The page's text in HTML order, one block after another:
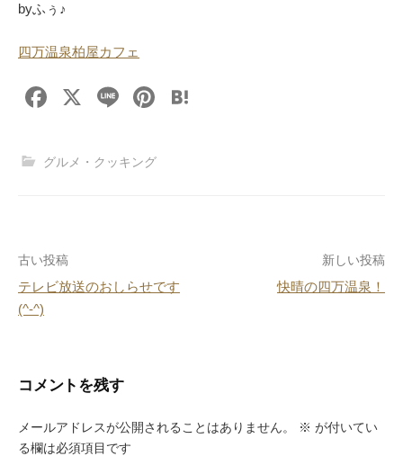
byふぅ♪
四万温泉柏屋カフェ
F
c
o
k
X
Li
e
Pi
グルメ・クッキング
投
稿
ゲ
ー
シ
古い投稿
テレビ放送のおしらせです
(^-^)
新しい投稿
快晴の四万温泉！
コメントを残す
メールアドレスが公開されることはありません。 ※ が付いてい
る欄は必須項目です